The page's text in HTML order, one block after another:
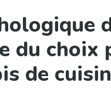
du choix
de